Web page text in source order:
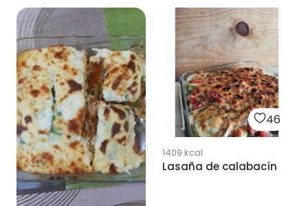
46
1409 kcal
Lasaña de calabacín